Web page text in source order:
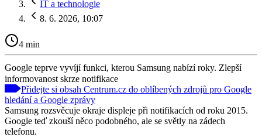
IT a technologie
8. 6. 2026, 10:07
4 min
Google teprve vyvíjí funkci, kterou Samsung nabízí roky. Zlepší
informovanost skrze notifikace
Přidejte si obsah Centrum.cz do oblíbených zdrojů pro Google
hledání a Google zprávy
Samsung rozsvěcuje okraje displeje při notifikacích od roku 2015.
Google teď zkouší něco podobného, ​​ale se světly na zádech
telefonu.